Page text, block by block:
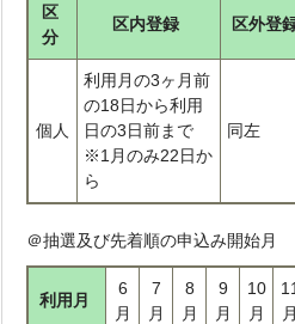
区
分
区内登録 区外登
個人
利用月の3ヶ月前
の18日から利用
日の3日前まで
※1月のみ22日か
ら
同左
＠抽選及び先着順の申込み開始月
利用月
6
月
7
月
8
月
9
月
10
月
11
月